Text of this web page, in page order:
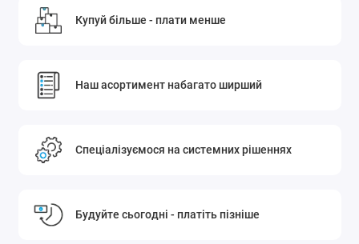
Купуй більше - плати менше
Наш асортимент набагато ширший
Спеціалізуємося на системних рішеннях
Будуйте сьогодні - платіть пізніше